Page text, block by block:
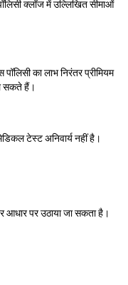
क्लॉज में उल्लिखित सीमाओं
का लाभ निरंतर प्रीमियम
सकते हैं।
टेस्ट अनिवार्य नहीं है।
आधार पर उठाया जा सकता है।